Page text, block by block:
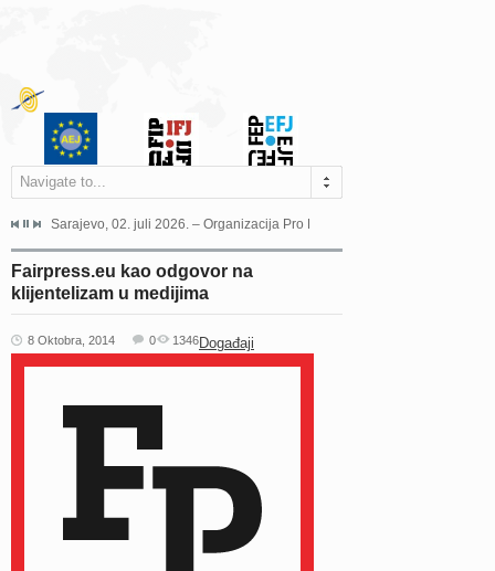
Navigate to...
Grada Sarajeva povodom Dana Sarajeva dugogodišnjoj...
Sarajevo, 02. juli 2026. – Organizacija Pro Educa juče je uspješno
Fairpress.eu kao odgovor na
klijentelizam u medijima
8 Oktobra, 2014 Događaji
0 1346